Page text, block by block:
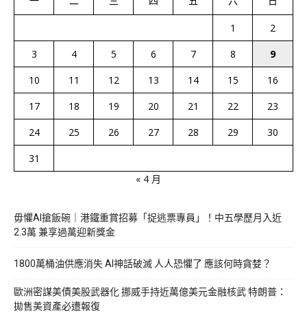
1
2
3
4 5 6 7 8
9
10
11 12 13 14 15
16
17
18 19 20 21 22
23
24
25 26 27 28 29
30
31
« 4 月
毋懼AI搶飯碗｜港鐵重賞招募「捉逃票專員」！中五學歷月入近
2.3萬 兼享過萬迎新獎金
1800萬桶油供應消失 AI神話破滅 人人恐懼了 應該何時貪婪？
歐洲密謀美債美股武器化 挪威手持近萬億美元金融核武 特朗普：
拋售美資產必遭報復